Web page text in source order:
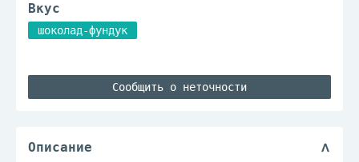
Вкус
шоколад-фундук
Сообщить о неточности
Описание